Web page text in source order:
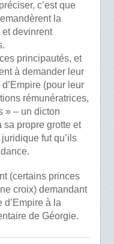
c’est que
la
devinrent
principautés, et
à demander leur
(pour leur
rémunératrices,
» – un dicton
propre grotte et
fut qu’ils
(certains princes
croix) demandant
d’Empire à la
de Géorgie.